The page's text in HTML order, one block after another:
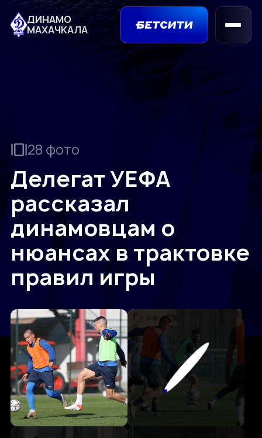
ДИНАМО
МАХАЧКАЛА
28 фото
Делегат УЕФА
рассказал
динамовцам о
нюансах в трактовке
правил игры